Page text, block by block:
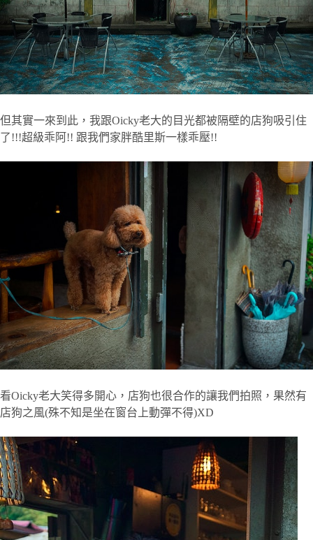
但其實一來到此，我跟Oicky老大的目光都被隔壁的店狗吸引住
了!!!超級乖阿!! 跟我們家胖酷里斯一樣乖壓!!
看Oicky老大笑得多開心，店狗也很合作的讓我們拍照，果然有
店狗之風(殊不知是坐在窗台上動彈不得)XD